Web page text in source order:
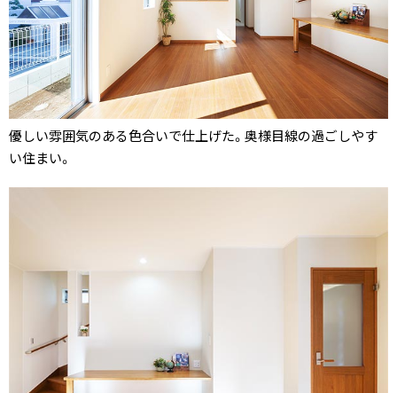
優しい雰囲気のある色合いで仕上げた。奥様目線の過ごしやす
い住まい。